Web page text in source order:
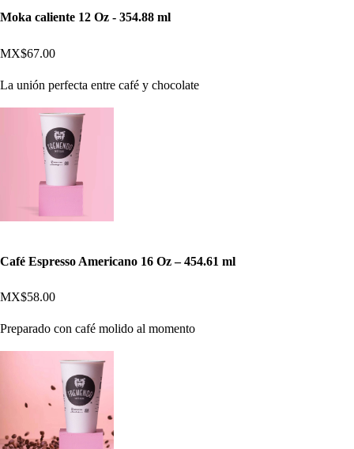
Moka caliente 12 Oz - 354.88 ml
MX$67.00
La unión perfecta entre café y chocolate
Café Espresso Americano 16 Oz – 454.61 ml
MX$58.00
Preparado con café molido al momento